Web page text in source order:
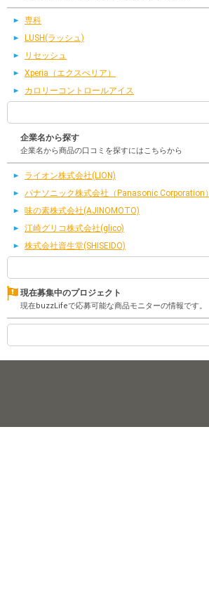
専科
LUSH(ラッシュ)
リセッシュ
Xperia（エクスぺリア）
カロリーコントロールアイス
企業名から探す
企業名から商品の口コミを探すにはこちらから
ライオン株式会社(LION)
パナソニック株式会社（Panasonic Corporation）
味の素株式会社(AJINOMOTO)
江崎グリコ株式会社(glico)
株式会社資生堂(SHISEIDO)
現在募集中のプロジェクト
現在buzzLifeで応募可能な商品モニターの情報です。